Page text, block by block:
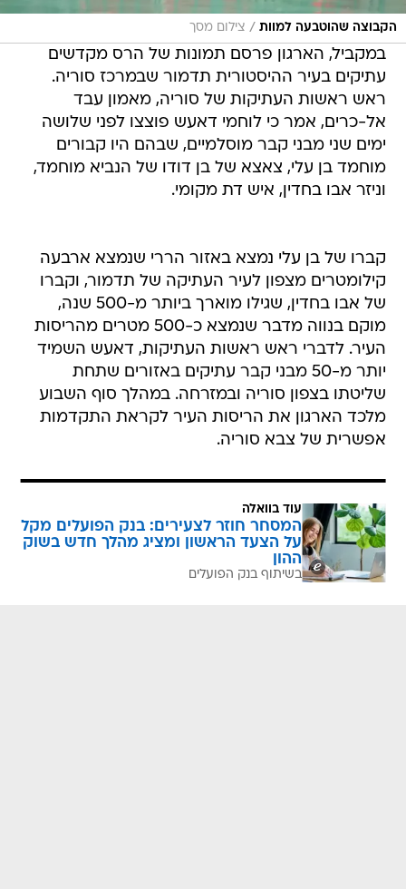
הקבוצה שהוטבעה למוות / צילום מסך
במקביל, הארגון פרסם תמונות של הרס מקדשים
עתיקים בעיר ההיסטורית תדמור שבמרכז סוריה.
ראש ראשות העתיקות של סוריה, מאמון עבד
אל-כרים, אמר כי לוחמי דאעש פוצצו לפני שלושה
ימים שני מבני קבר מוסלמיים, שבהם היו קבורים
מוחמד בן עלי, צאצא של בן דודו של הנביא מוחמד,
וניזר אבו בחדין, איש דת מקומי.
קברו של בן עלי נמצא באזור הררי שנמצא ארבעה
קילומטרים מצפון לעיר העתיקה של תדמור, וקברו
של אבו בחדין, שגילו מוארך ביותר מ-500 שנה,
מוקם בנווה מדבר שנמצא כ-500 מטרים מהריסות
העיר. לדברי ראש ראשות העתיקות, דאעש השמיד
יותר מ-50 מבני קבר עתיקים באזורים שתחת
שליטתו בצפון סוריה ובמזרחה. במהלך סוף השבוע
מלכד הארגון את הריסות העיר לקראת התקדמות
אפשרית של צבא סוריה.
עוד בוואלה
המסחר חוזר לצעירים: בנק הפועלים מקל
על הצעד הראשון ומציג מהלך חדש בשוק
ההון
בשיתוף בנק הפועלים